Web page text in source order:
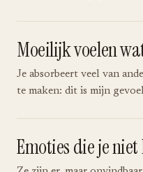
Moeilijk voelen
Je absorbeert veel van
te maken: dit is mijn
Emoties die je